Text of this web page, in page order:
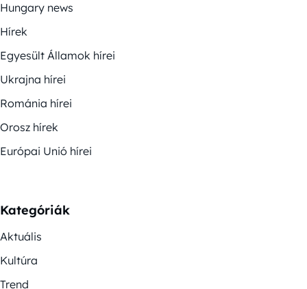
Hungary news
Hírek
Egyesült Államok hírei
Ukrajna hírei
Románia hírei
Orosz hírek
Európai Unió hírei
Kategóriák
Aktuális
Kultúra
Trend